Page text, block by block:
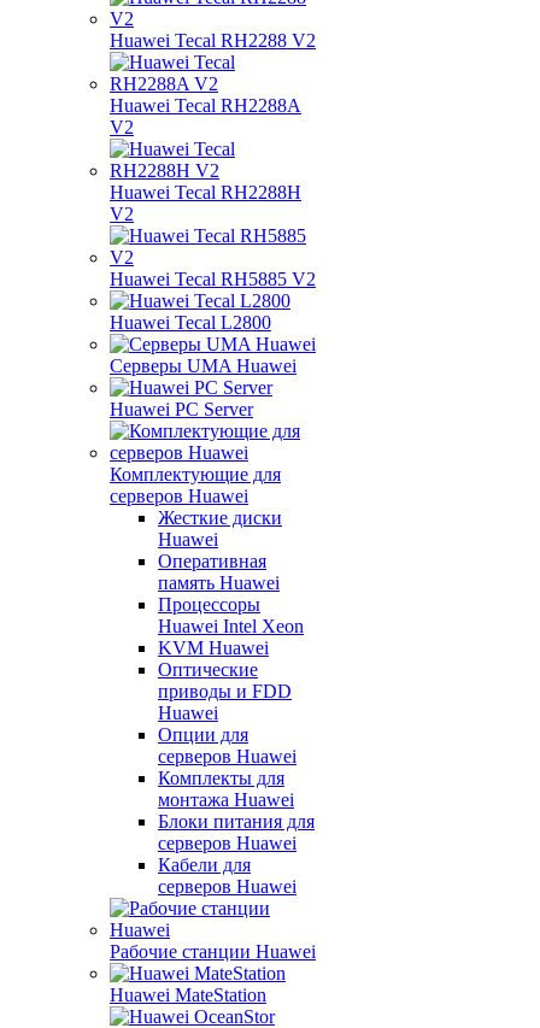
Huawei Tecal RH2288 V2
Huawei Tecal RH2288A
V2
Huawei Tecal RH2288H
V2
Huawei Tecal RH5885 V2
Huawei Tecal L2800
Серверы UMA Huawei
Huawei PC Server
Комплектующие для
серверов Huawei
Жесткие диски
Huawei
Оперативная
память Huawei
Процессоры
Huawei Intel Xeon
KVM Huawei
Оптические
приводы и FDD
Huawei
Опции для
серверов Huawei
Комплекты для
монтажа Huawei
Блоки питания для
серверов Huawei
Кабели для
серверов Huawei
Рабочие станции Huawei
Huawei MateStation